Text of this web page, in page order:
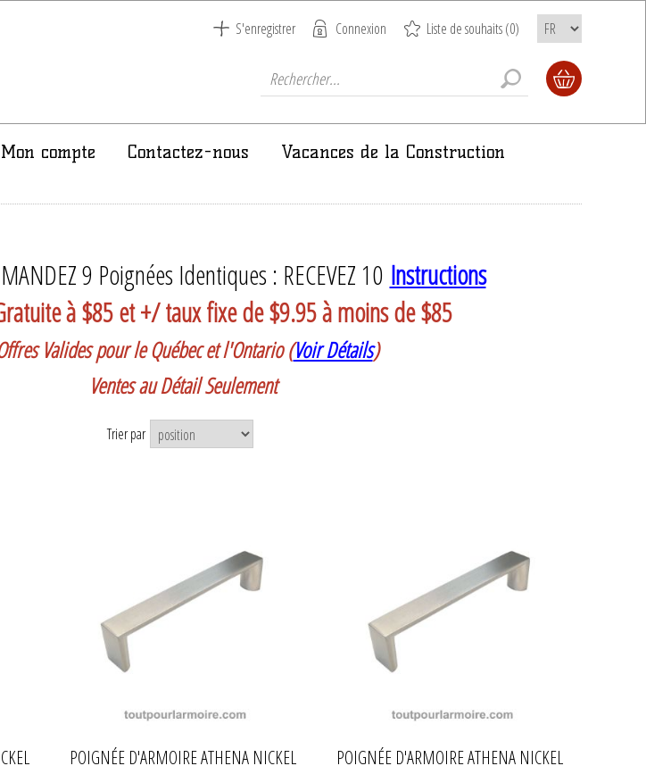
S'enregistrer Connexion Liste de souhaits(0)
Mon compte Contactez-nous Vacances de la Construction
9 Poignées Identiques : RECEVEZ 10 Instructions
à $85 et +/ taux fixe de $9.95 à moins de $85
Valides pour le Québec et l'Ontario (Voir Détails)
Ventes au Détail Seulement
Trier par
POIGNÉE D'ARMOIRE ATHENA NICKEL
POIGNÉE D'ARMOIRE ATHENA NICKEL